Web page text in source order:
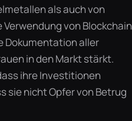
als auch von
von Blockchain
Dokumentation aller
in den Markt stärkt.
ihre Investitionen
sie nicht Opfer von Betrug